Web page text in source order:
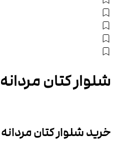
شلوار کتان مردانه
خرید شلوار کتان مردانه